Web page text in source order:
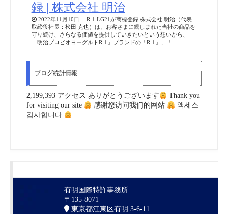
録 | 株式会社 明治
2022年11月10日 R-1 LG21が商標登録 株式会社 明治（代表
取締役社長：松田 克也）は、お客さまに親しまれた当社の商品を
守り続け、さらなる価値を提供していきたいという想いから、
「明治プロビオヨーグルトR-1」ブランドの「R-1」、「 …
ブログ統計情報
2,199,393 アクセス ありがとうございます
Thank you
for visiting our site
感谢您访问我们的网站
액세스
감사합니다
有明国際特許事務所
〒135-8071
東京都江東区有明 3-6-11